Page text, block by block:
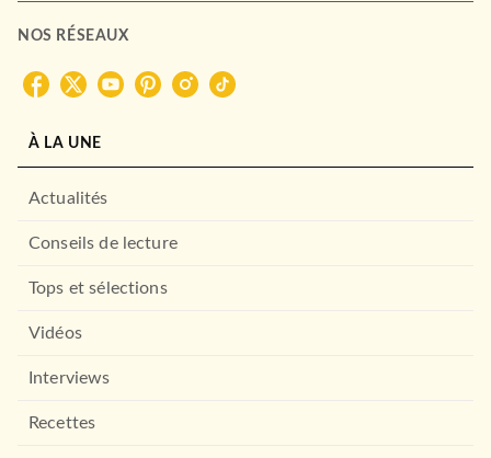
Les Chroniques du magicien
Trudi Canavan
BRAGELONNE
NOS RÉSEAUX
À LA UNE
Actualités
Conseils de lecture
Tops et sélections
Vidéos
Interviews
Recettes